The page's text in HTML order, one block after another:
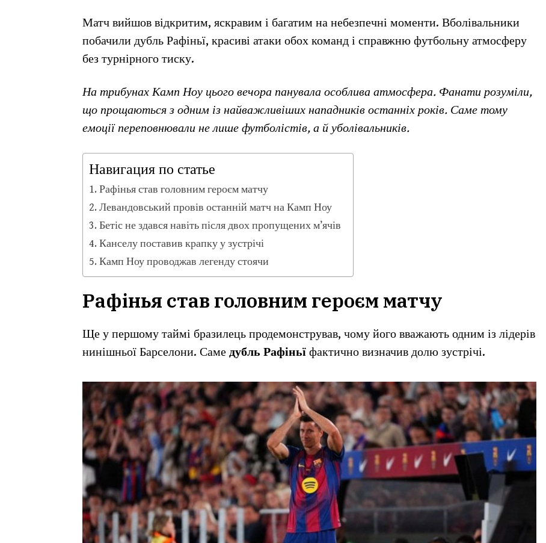
Матч вийшов відкритим, яскравим і багатим на небезпечні моменти. Вболівальники
побачили дубль Рафіньї, красиві атаки обох команд і справжню футбольну атмосферу
без турнірного тиску.
На трибунах Камп Ноу цього вечора панувала особлива атмосфера. Фанати розуміли,
що прощаються з одним із найважливіших нападників останніх років. Саме тому
емоції переповнювали не лише футболістів, а й уболівальників.
Навигация по статье
Рафінья став головним героєм матчу
Левандовський провів останній матч на Камп Ноу
Бетіс не здався навіть після двох пропущених м’ячів
Канселу поставив крапку у зустрічі
Камп Ноу проводжав легенду стоячи
Рафінья став головним героєм матчу
Ще у першому таймі бразилець продемонстрував, чому його вважають одним із лідерів
нинішньої Барселони. Саме дубль Рафіньї фактично визначив долю зустрічі.